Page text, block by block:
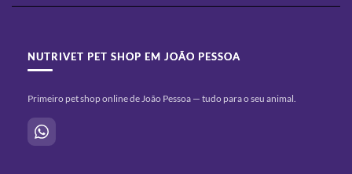
NUTRIVET PET SHOP EM JOÃO PESSOA
Primeiro pet shop online de João Pessoa — tudo para o seu animal.